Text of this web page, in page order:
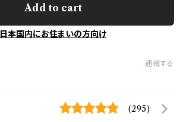
Add to cart
日本国内にお住まいの方向け
通報する
(295)